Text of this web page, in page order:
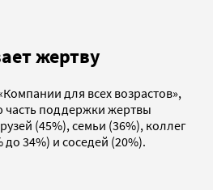
жертву
для всех возрастов»,
часть поддержки жертвы
(45%), семьи (36%), коллег
34%) и соседей (20%).